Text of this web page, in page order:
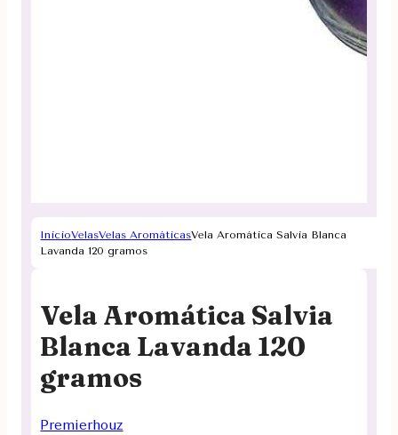
InicioVelasVelas AromáticasVela Aromática Salvia Blanca
Lavanda 120 gramos
Vela Aromática Salvia
Blanca Lavanda 120
gramos
Premierhouz